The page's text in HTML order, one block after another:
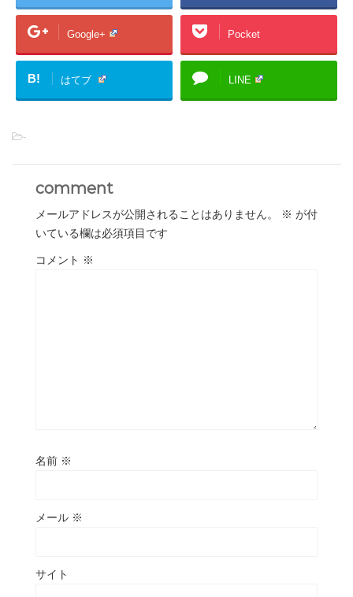
Google+ Pocket
B! はてブ LINE
-
comment
メールアドレスが公開されることはありません。 ※ が付
いている欄は必須項目です
コメント ※
名前 ※
メール ※
サイト